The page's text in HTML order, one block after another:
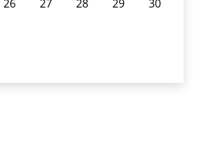
26 27 28 29
30